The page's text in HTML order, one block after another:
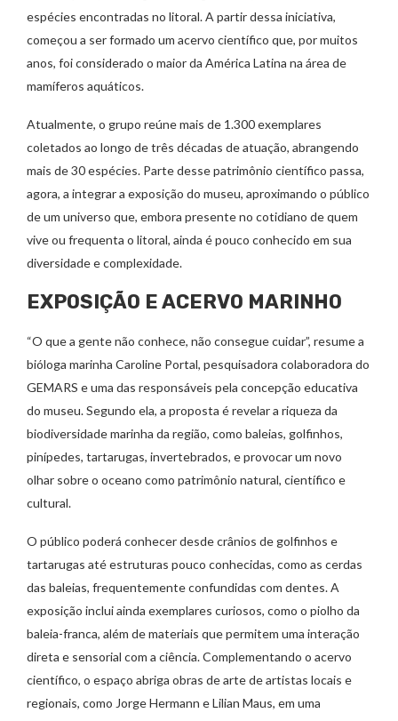
espécies encontradas no litoral. A partir dessa iniciativa,
começou a ser formado um acervo científico que, por muitos
anos, foi considerado o maior da América Latina na área de
mamíferos aquáticos.
Atualmente, o grupo reúne mais de 1.300 exemplares
coletados ao longo de três décadas de atuação, abrangendo
mais de 30 espécies. Parte desse patrimônio científico passa,
agora, a integrar a exposição do museu, aproximando o público
de um universo que, embora presente no cotidiano de quem
vive ou frequenta o litoral, ainda é pouco conhecido em sua
diversidade e complexidade.
EXPOSIÇÃO E ACERVO MARINHO
“O que a gente não conhece, não consegue cuidar”, resume a
bióloga marinha Caroline Portal, pesquisadora colaboradora do
GEMARS e uma das responsáveis pela concepção educativa
do museu. Segundo ela, a proposta é revelar a riqueza da
biodiversidade marinha da região, como baleias, golfinhos,
pinípedes, tartarugas, invertebrados, e provocar um novo
olhar sobre o oceano como patrimônio natural, científico e
cultural.
O público poderá conhecer desde crânios de golfinhos e
tartarugas até estruturas pouco conhecidas, como as cerdas
das baleias, frequentemente confundidas com dentes. A
exposição inclui ainda exemplares curiosos, como o piolho da
baleia-franca, além de materiais que permitem uma interação
direta e sensorial com a ciência. Complementando o acervo
científico, o espaço abriga obras de arte de artistas locais e
regionais, como Jorge Hermann e Lilian Maus, em uma